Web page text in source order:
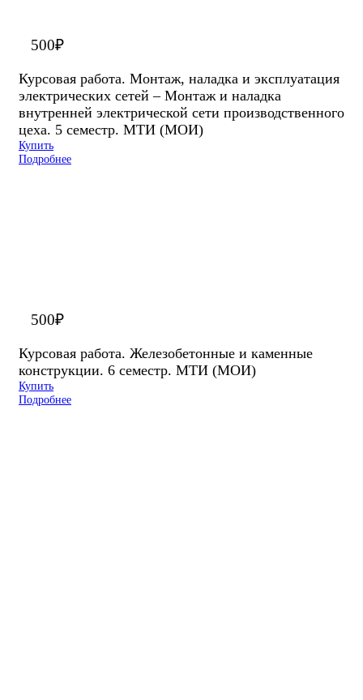
500₽
Курсовая работа. Монтаж, наладка и эксплуатация
электрических сетей – Монтаж и наладка
внутренней электрической сети производственного
цеха. 5 семестр. МТИ (МОИ)
Купить
Подробнее
500₽
Курсовая работа. Железобетонные и каменные
конструкции. 6 семестр. МТИ (МОИ)
Купить
Подробнее